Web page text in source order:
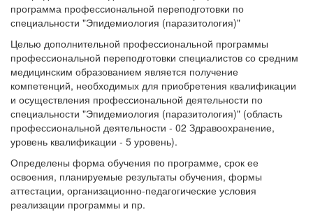
программа профессиональной переподготовки по
специальности "Эпидемиология (паразитология)"
Целью дополнительной профессиональной программы
профессиональной переподготовки специалистов со средним
медицинским образованием является получение
компетенций, необходимых для приобретения квалификации
и осуществления профессиональной деятельности по
специальности "Эпидемиология (паразитология)" (область
профессиональной деятельности - 02 Здравоохранение,
уровень квалификации - 5 уровень).
Определены форма обучения по программе, срок ее
освоения, планируемые результаты обучения, формы
аттестации, организационно-педагогические условия
реализации программы и пр.